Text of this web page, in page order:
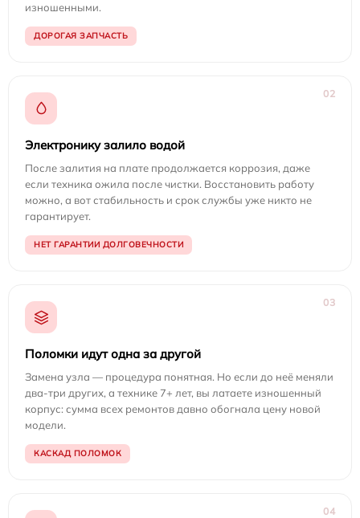
изношенными.
ДОРОГАЯ ЗАПЧАСТЬ
02
Электронику залило водой
После залития на плате продолжается коррозия, даже
если техника ожила после чистки. Восстановить работу
можно, а вот стабильность и срок службы уже никто не
гарантирует.
НЕТ ГАРАНТИИ ДОЛГОВЕЧНОСТИ
03
Поломки идут одна за другой
Замена узла — процедура понятная. Но если до неё меняли
два-три других, а технике 7+ лет, вы латаете изношенный
корпус: сумма всех ремонтов давно обогнала цену новой
модели.
КАСКАД ПОЛОМОК
04